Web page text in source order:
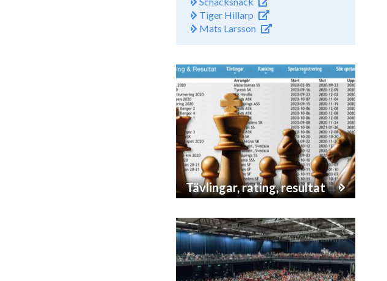
Tiger Hillarp
Mats Larsson
Tävlingar, rating, resultat